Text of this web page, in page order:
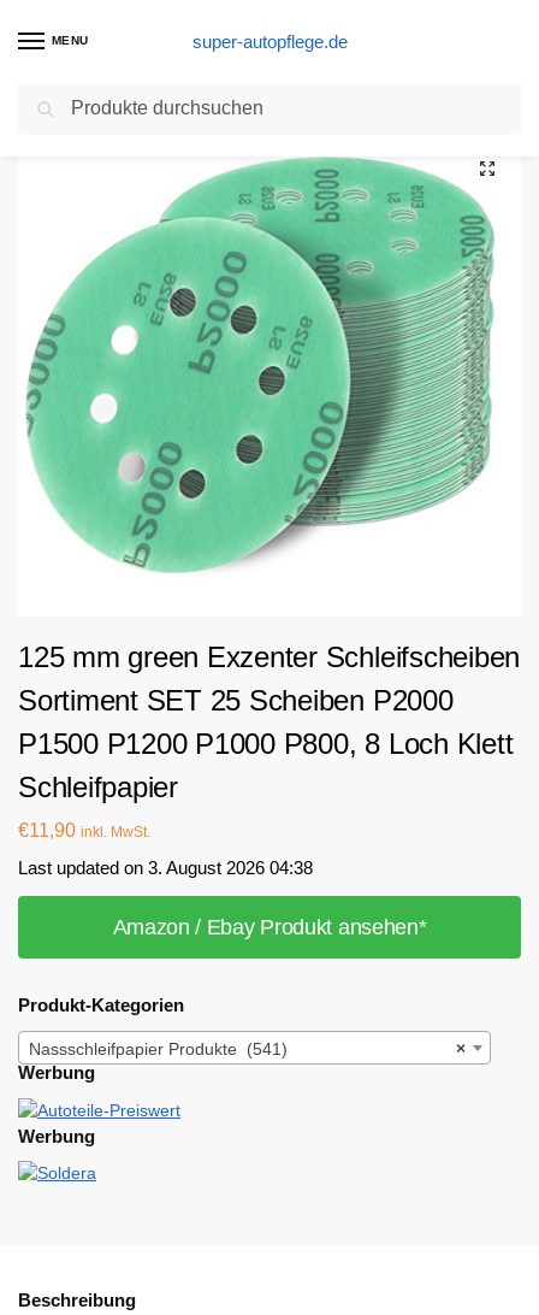
MENU super-autopflege.de
Start Nassschleifpapier Produkte /
125 mm green Exzenter Schleifscheiben
Sortiment SET 25 Scheiben P2000
P1500 P1200 P1000 P800, 8 Loch Klett
Schleifpapier
€11,90 inkl. MwSt.
Last updated on 3. August 2026 04:38
Amazon / Ebay Produkt ansehen*
Produkt-Kategorien
×
Nassschleifpapier Produkte (541)
Werbung
Werbung
Beschreibung